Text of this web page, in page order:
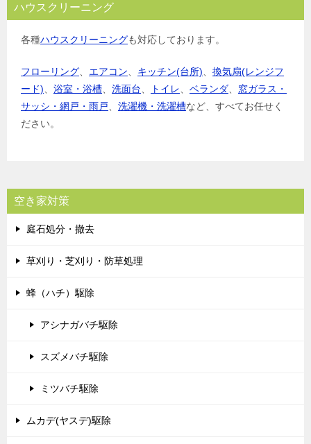
ハウスクリーニング
各種ハウスクリーニングも対応しております。
フローリング エアコン キッチン(台所)
換気扇(レンジフ
ード)
浴室・浴槽 洗面台 トイレ ベランダ
窓ガラス・
サッシ・網戸・雨戸
洗濯機・洗濯槽など、すべてお任せく
ださい。
空き家対策
庭石処分・撤去
草刈り・芝刈り・防草処理
蜂（ハチ）駆除
アシナガバチ駆除
スズメバチ駆除
ミツバチ駆除
ムカデ(ヤスデ)駆除